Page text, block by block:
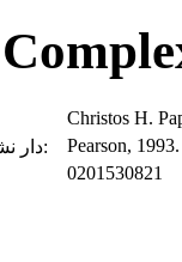
Christos H.
دار نشر:
Pearson, 1993.
0201530821